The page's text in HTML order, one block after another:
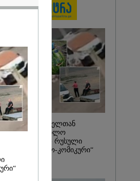
გამყიდველთან
სასიცოცხლო
- რუსული
„საბრძოლო-კომიკური“